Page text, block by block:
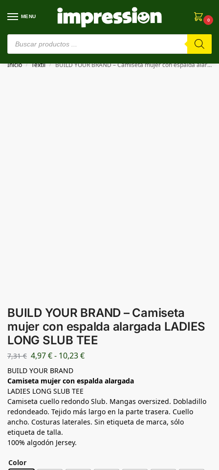
MENU
0
⚠️ Estamos en pruebas. Si algo falla, ¡Perdón!⚠️
Inicio / Textil / BUILD YOUR BRAND – Camiseta mujer con espalda alargada LADIES LONG SLUB TEE
BUILD YOUR BRAND – Camiseta
mujer con espalda alargada LADIES
LONG SLUB TEE
7,31€ 4,97€- 10,23€
BUILD YOUR BRAND
Camiseta mujer con espalda alargada
LADIES LONG SLUB TEE
Camiseta cuello redondo Slub. Mangas oversized. Dobladillo
redondeado. Tejido más largo en la parte trasera. Cuello
ancho. Costuras laterales. Sin etiqueta de marca, sólo
etiqueta de talla.
100% algodón Jersey.
Color